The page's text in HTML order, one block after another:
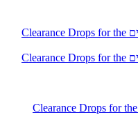
Clearance נוזל לטיפול בפטרת ציפורניים Clearance Drops for the